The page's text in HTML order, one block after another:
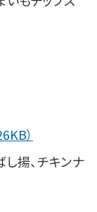
）
揚、チキンナ